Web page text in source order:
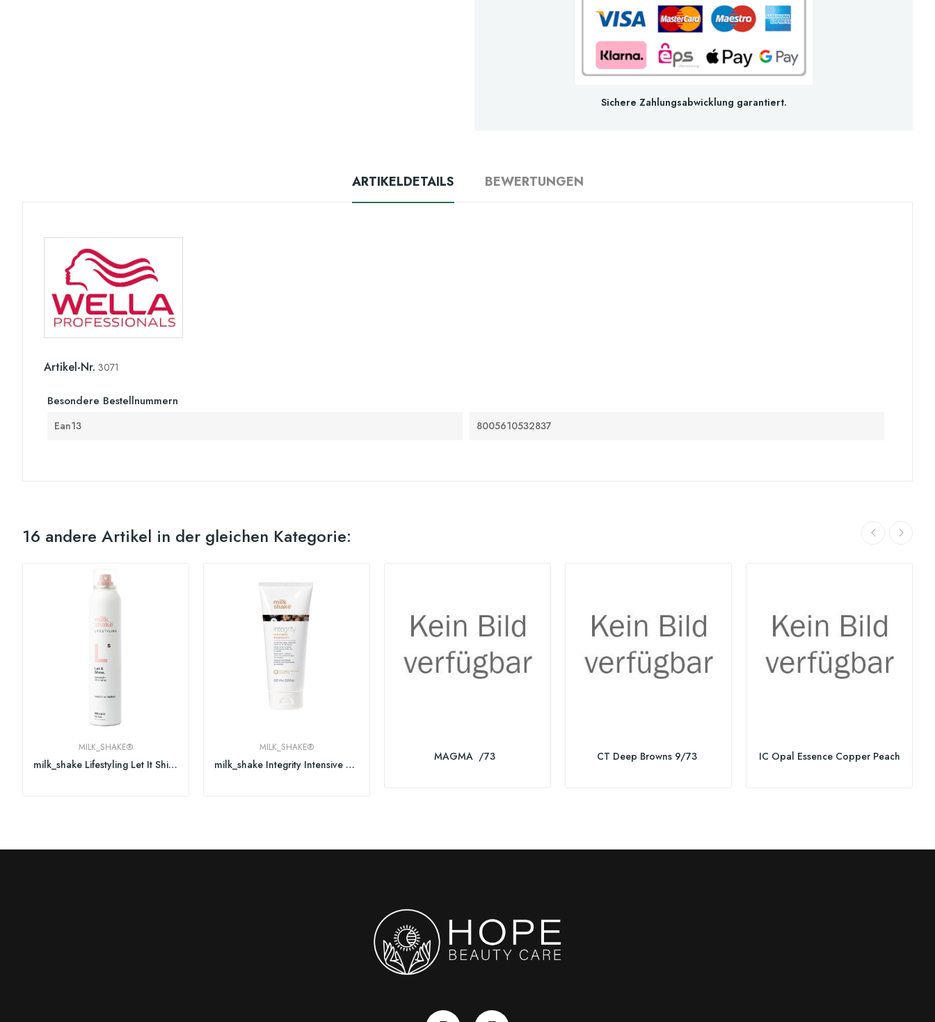
Sichere Zahlungsabwicklung garantiert.
ARTIKELDETAILS BEWERTUNGEN
Artikel-Nr. 3071
Besondere Bestellnummern
Ean13 8005610532837
16 andere Artikel in der gleichen Kategorie:
MILK_SHAKE®
milk_shake Lifestyling Let It Shine 200 ml (NEU)
MILK_SHAKE®
milk_shake Integrity Intensive Treatment
MAGMA /73 CT Deep Browns 9/73 IC Opal Essence Copper Peach